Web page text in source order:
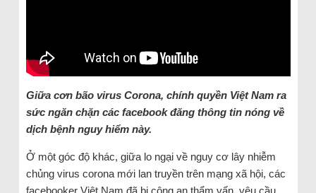
Giữa cơn bão virus Corona, chính quyền Việt Nam ra
sức ngăn chặn các facebook đăng thông tin nóng về
dịch bệnh nguy hiểm này.
Ở một góc độ khác, giữa lo ngại về nguy cơ lây nhiễm
chủng virus corona mới lan truyền trên mạng xã hội, các
facebooker Việt Nam đã bị công an thẩm vấn, yêu cầu